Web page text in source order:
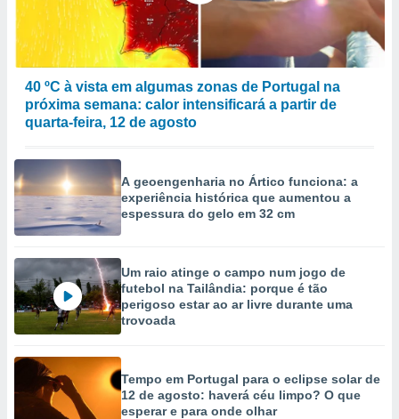
40 ºC à vista em algumas zonas de Portugal na
próxima semana: calor intensificará a partir de
quarta-feira, 12 de agosto
A geoengenharia no Ártico funciona: a
experiência histórica que aumentou a
espessura do gelo em 32 cm
Um raio atinge o campo num jogo de
futebol na Tailândia: porque é tão
perigoso estar ao ar livre durante uma
trovoada
Tempo em Portugal para o eclipse solar de
12 de agosto: haverá céu limpo? O que
esperar e para onde olhar